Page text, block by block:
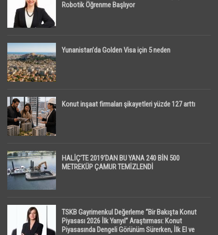
Robotik Öğrenme Başlıyor
Yunanistan’da Golden Visa için 5 neden
Konut inşaat firmaları şikayetleri yüzde 127 arttı
HALİÇ’TE 2019’DAN BU YANA 240 BİN 500
METREKÜP ÇAMUR TEMİZLENDİ
TSKB Gayrimenkul Değerleme “Bir Bakışta Konut
Piyasası 2026 İlk Yarıyıl” Araştırması: Konut
Piyasasında Dengeli Görünüm Sürerken, İlk El ve